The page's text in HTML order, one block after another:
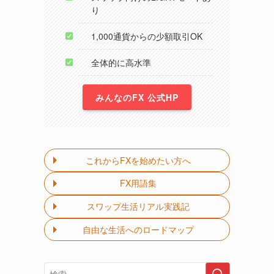
り
1,000通貨からの少額取引OK
全体的に高水準
みんなのFX 公式HP
これからFXを始めたい方へ
FX用語集
スワップ生活リアル実践記
自由な生活へのロードマップ